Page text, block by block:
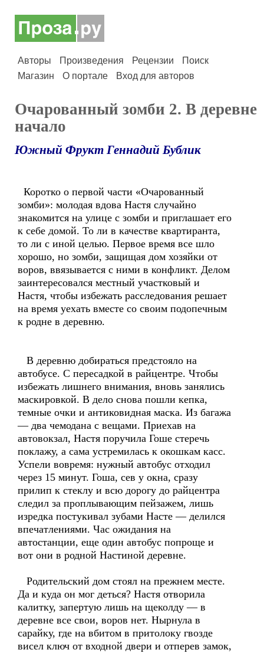
Авторы Произведения Рецензии
Поиск
Магазин
О портале Вход для авторов
Очарованный зомби 2. В деревне
начало
Южный Фрукт Геннадий Бублик
Коротко о первой части «Очарованный
зомби»: молодая вдова Настя случайно
знакомится на улице с зомби и приглашает его
к себе домой. То ли в качестве квартиранта,
то ли с иной целью. Первое время все шло
хорошо, но зомби, защищая дом хозяйки от
воров, ввязывается с ними в конфликт. Делом
заинтересовался местный участковый и
Настя, чтобы избежать расследования решает
на время уехать вместе со своим подопечным
к родне в деревню.
В деревню добираться предстояло на
автобусе. С пересадкой в райцентре. Чтобы
избежать лишнего внимания, вновь занялись
маскировкой. В дело снова пошли кепка,
темные очки и антиковидная маска. Из багажа
— два чемодана с вещами. Приехав на
автовокзал, Настя поручила Гоше стеречь
поклажу, а сама устремилась к окошкам касс.
Успели вовремя: нужный автобус отходил
через 15 минут. Гоша, сев у окна, сразу
прилип к стеклу и всю дорогу до райцентра
следил за проплывающим пейзажем, лишь
изредка постукивал зубами Насте — делился
впечатлениями. Час ожидания на
автостанции, еще один автобус попроще и
вот они в родной Настиной деревне.
Родительский дом стоял на прежнем месте.
Да и куда он мог деться? Настя отворила
калитку, запертую лишь на щеколду — в
деревне все свои, воров нет. Нырнула в
сарайку, где на вбитом в притолоку гвозде
висел ключ от входной двери и отперев замок,